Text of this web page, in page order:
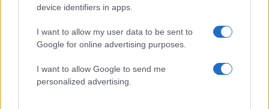
device identifiers in apps.
I want to allow my user data to be sent to
Google for online advertising purposes.
I want to allow Google to send me
personalized advertising.
Σχόλια